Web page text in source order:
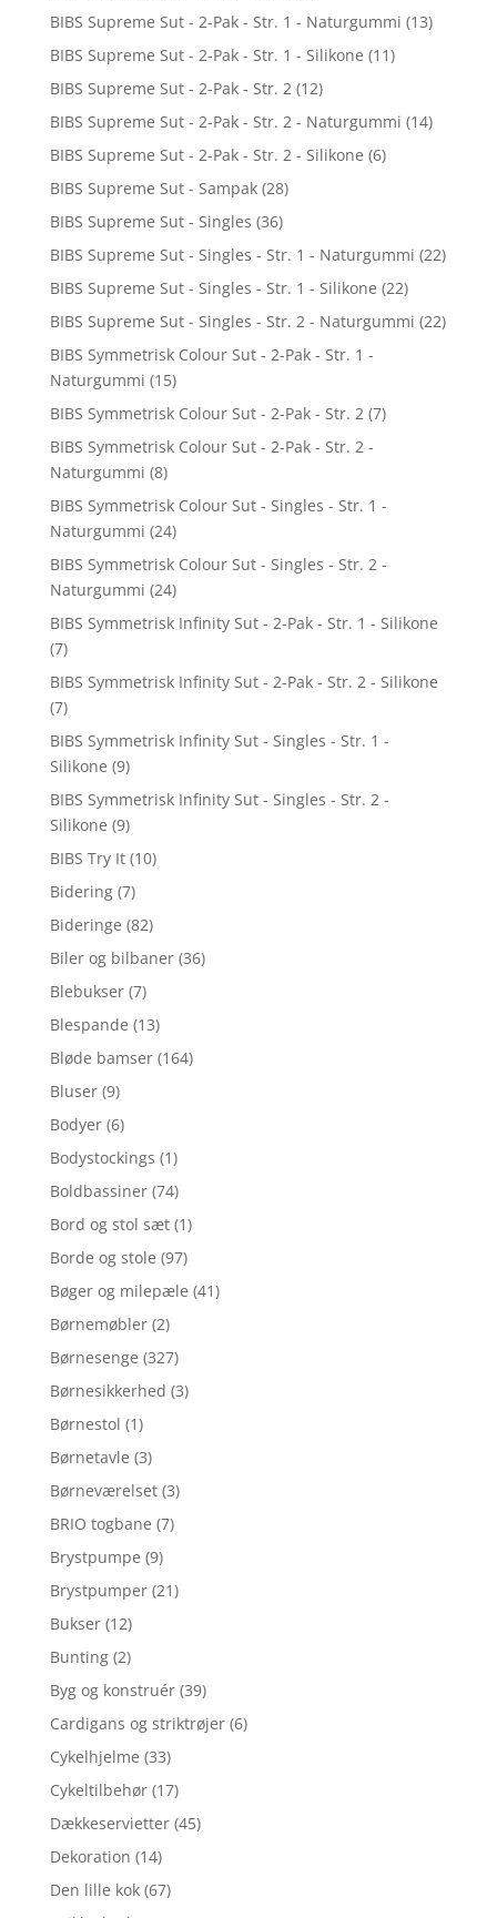
BIBS Supreme Sut - 2-Pak - Str. 1 - Naturgummi (13)
BIBS Supreme Sut - 2-Pak - Str. 1 - Silikone (11)
BIBS Supreme Sut - 2-Pak - Str. 2 (12)
BIBS Supreme Sut - 2-Pak - Str. 2 - Naturgummi (14)
BIBS Supreme Sut - 2-Pak - Str. 2 - Silikone (6)
BIBS Supreme Sut - Sampak (28)
BIBS Supreme Sut - Singles (36)
BIBS Supreme Sut - Singles - Str. 1 - Naturgummi (22)
BIBS Supreme Sut - Singles - Str. 1 - Silikone (22)
BIBS Supreme Sut - Singles - Str. 2 - Naturgummi (22)
BIBS Symmetrisk Colour Sut - 2-Pak - Str. 1 -
Naturgummi (15)
BIBS Symmetrisk Colour Sut - 2-Pak - Str. 2 (7)
BIBS Symmetrisk Colour Sut - 2-Pak - Str. 2 -
Naturgummi (8)
BIBS Symmetrisk Colour Sut - Singles - Str. 1 -
Naturgummi (24)
BIBS Symmetrisk Colour Sut - Singles - Str. 2 -
Naturgummi (24)
BIBS Symmetrisk Infinity Sut - 2-Pak - Str. 1 - Silikone
(7)
BIBS Symmetrisk Infinity Sut - 2-Pak - Str. 2 - Silikone
(7)
BIBS Symmetrisk Infinity Sut - Singles - Str. 1 -
Silikone (9)
BIBS Symmetrisk Infinity Sut - Singles - Str. 2 -
Silikone (9)
BIBS Try It (10)
Bidering (7)
Bideringe (82)
Biler og bilbaner (36)
Blebukser (7)
Blespande (13)
Bløde bamser (164)
Bluser (9)
Bodyer (6)
Bodystockings (1)
Boldbassiner (74)
Bord og stol sæt (1)
Borde og stole (97)
Bøger og milepæle (41)
Børnemøbler (2)
Børnesenge (327)
Børnesikkerhed (3)
Børnestol (1)
Børnetavle (3)
Børneværelset (3)
BRIO togbane (7)
Brystpumpe (9)
Brystpumper (21)
Bukser (12)
Bunting (2)
Byg og konstruér (39)
Cardigans og striktrøjer (6)
Cykelhjelme (33)
Cykeltilbehør (17)
Dækkeservietter (45)
Dekoration (14)
Den lille kok (67)